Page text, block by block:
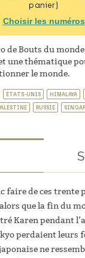
panier)
Choisir les numéros
de Bouts du
une thématique
le monde.
ÉTATS-UNIS HIMALAYA
RUSSIE
faire de ces trente
que la fin du
Karen pendant
perdaient leurs
ne